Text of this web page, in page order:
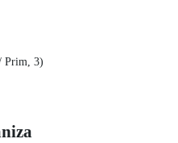
Prim, 3)